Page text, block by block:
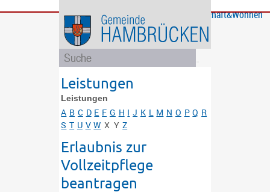
Bürgerservice
GemeindeBildung
und
Soziales
Rathaus
und
Politik
Wirtschaft&Wohnen
Leistungen
Leistungen
A B C D E F G H I J K L M N O P Q R
S T U V W X Y Z
Erlaubnis zur
Vollzeitpflege
beantragen